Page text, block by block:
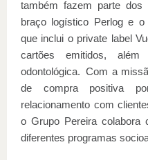
também fazem parte
braço logístico Perlog e
que inclui o private label
cartões emitidos,
odontológica. Com a
de compra positiva
relacionamento com
o Grupo Pereira colabora
diferentes programas